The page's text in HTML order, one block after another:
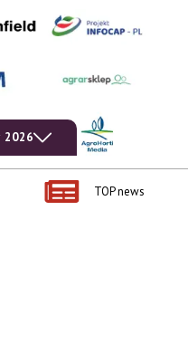
118 Poznań. Akta rejestrowe
TOP news